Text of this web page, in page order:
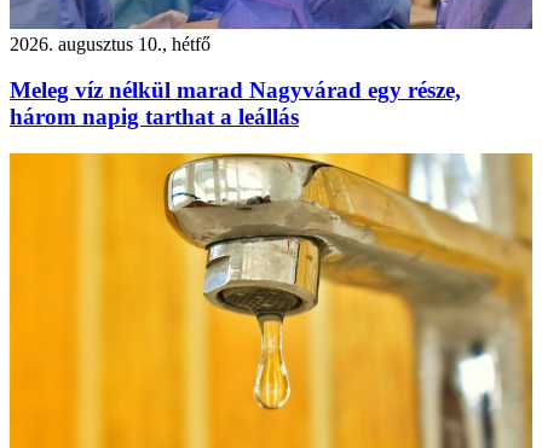
2026. augusztus 10., hétfő
Meleg víz nélkül marad Nagyvárad egy része,
három napig tarthat a leállás